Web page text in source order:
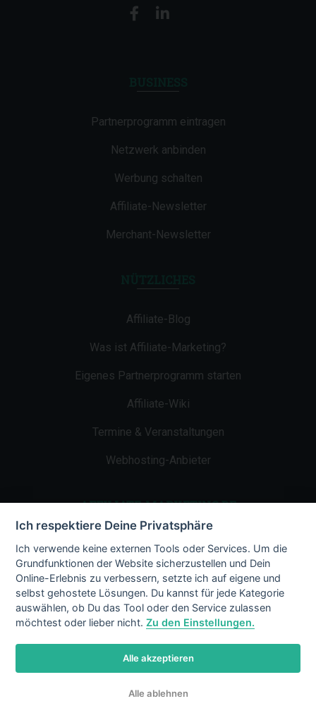
Partnerprogramm eintragen
Netzwerk anbinden
Werbung schalten
Affiliate-Newsletter
Merchant-Newsletter
Affiliate-Blog
Was ist Affiliate-Marketing?
Eigenes Partnerprogramm starten
Affiliate-Wiki
Termine & Veranstaltungen
Webhosting-Anbieter
AFFILIATE-MARKETING.DE
Impressum
Kontakt
Datenschutz
Marketing.de/ LiMBo v2.8
Ich respektiere Deine Privatsphäre
Ich verwende keine externen Tools oder Services. Um die
Grundfunktionen der Website sicherzustellen und Dein
Online-Erlebnis zu verbessern, setzte ich auf eigene und
selbst gehostete Lösungen. Du kannst für jede Kategorie
auswählen, ob Du das Tool oder den Service zulassen
möchtest oder lieber nicht.Zu den Einstellungen.
Alle akzeptieren
Alle ablehnen